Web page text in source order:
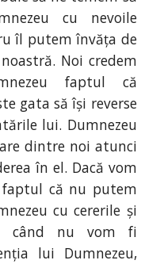
cu nevoile
îl putem învăța de
Noi credem
faptul că
gata să își reverse
lui. Dumnezeu
dintre noi atunci
în el. Dacă vom
că nu putem
cu cererile și
când nu vom fi
lui Dumnezeu,